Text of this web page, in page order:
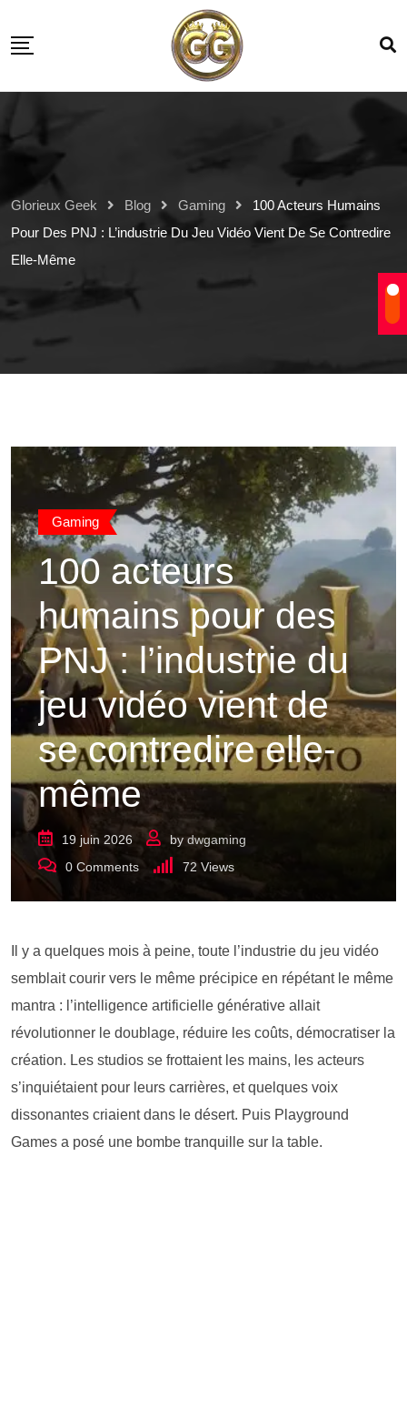
Glorieux Geek Blog Gaming
100 Acteurs Humains
Pour Des PNJ : L’industrie Du Jeu Vidéo Vient De Se Contredire
Elle-Même
Gaming
100 acteurs
humains pour des
PNJ : l’industrie du
jeu vidéo vient de
se contredire elle-
même
19 juin 2026 by dwgaming
0 Comments 72 Views
Il y a quelques mois à peine, toute l’industrie du jeu vidéo
semblait courir vers le même précipice en répétant le même
mantra : l’intelligence artificielle générative allait
révolutionner le doublage, réduire les coûts, démocratiser la
création. Les studios se frottaient les mains, les acteurs
s’inquiétaient pour leurs carrières, et quelques voix
dissonantes criaient dans le désert. Puis Playground
Games a posé une bombe tranquille sur la table.